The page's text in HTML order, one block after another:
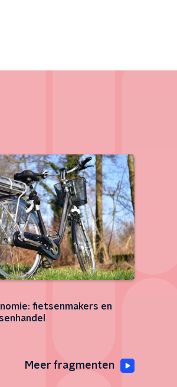
fietsenmakers en
Meer fragmenten